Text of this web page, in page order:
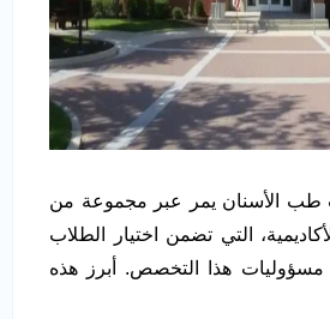
طب الأسنان يمر عبر مجموعة من
التي تضمن اختيار الطلاب
مسؤوليات هذا التخصص. أبرز هذه